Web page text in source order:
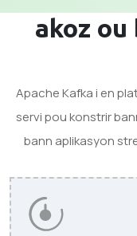
akoz ou
Apache Kafka i en
servi pou konstrir
bann aplikasyon